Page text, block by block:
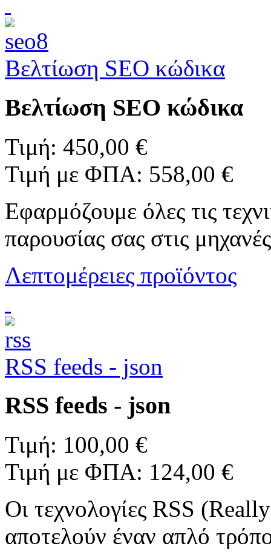
Βελτίωση SEO κώδικα
Βελτίωση SEO κώδικα
Τιμή: 450,00 €
Τιμή με ΦΠΑ: 558,00 €
Εφαρμόζουμε όλες τις
παρουσίας σας στις
Λεπτομέρειες προϊόντος
RSS feeds - json
RSS feeds - json
Τιμή: 100,00 €
Τιμή με ΦΠΑ: 124,00 €
Οι τεχνολογίες RSS
αποτελούν έναν απλό